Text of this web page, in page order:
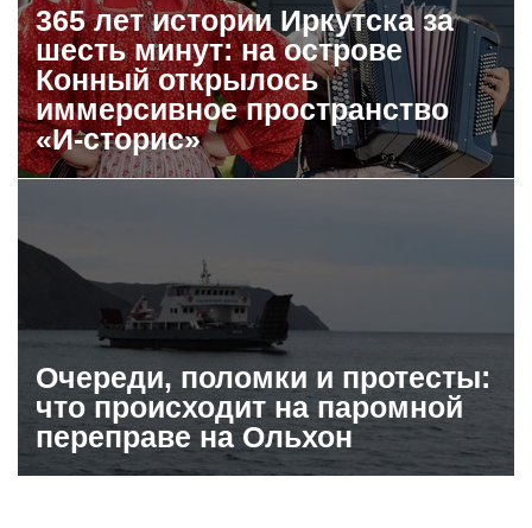
365 лет истории Иркутска за
шесть минут: на острове
Конный открылось
иммерсивное пространство
«И-сторис»
Очереди, поломки и протесты:
что происходит на паромной
переправе на Ольхон